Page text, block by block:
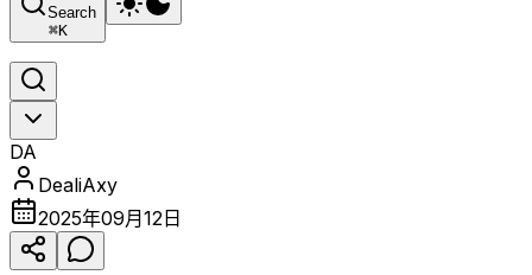
Search
⌘K
DA
DealiAxy
2025年09月12日